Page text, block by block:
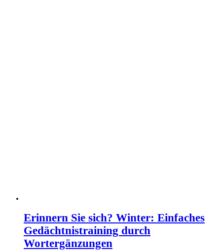
Erinnern Sie sich? Winter: Einfaches
Gedächtnistraining durch
Wortergänzungen